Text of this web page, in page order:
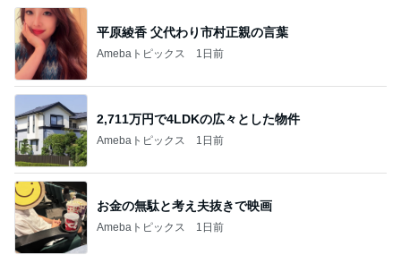
平原綾香 父代わり市村正親の言葉
Amebaトピックス 1日前
2,711万円で4LDKの広々とした物件
Amebaトピックス 1日前
お金の無駄と考え夫抜きで映画
Amebaトピックス 1日前